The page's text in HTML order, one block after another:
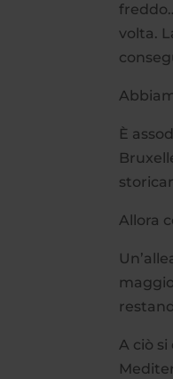
volta.
È
Allora
A ciò